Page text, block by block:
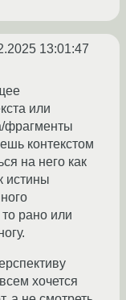
13:01:47
или
фрагменты
контекстом
на него как
истины
рано или
хочется